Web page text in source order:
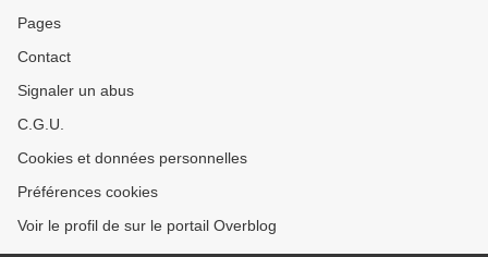
Pages
Contact
Signaler un abus
C.G.U.
Cookies et données personnelles
Préférences cookies
Voir le profil de sur le portail Overblog